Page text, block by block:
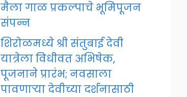
मैला गाळ प्रकल्पाचे भूमिपूजन
संपन्न
शिरोळमध्ये श्री संतुबाई देवी
यात्रेला विधीवत अभिषेक,
पूजनाने प्रारंभ; नवसाला
पावणाऱ्या देवीच्या दर्शनासाठी